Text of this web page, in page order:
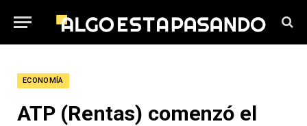
ECONOMÍA
ATP (Rentas) comenzó el